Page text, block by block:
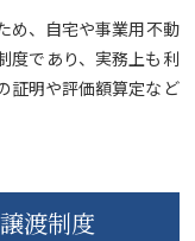
め、自宅や事業用不動
度であり、実務上も利
証明や評価額算定など
渡制度